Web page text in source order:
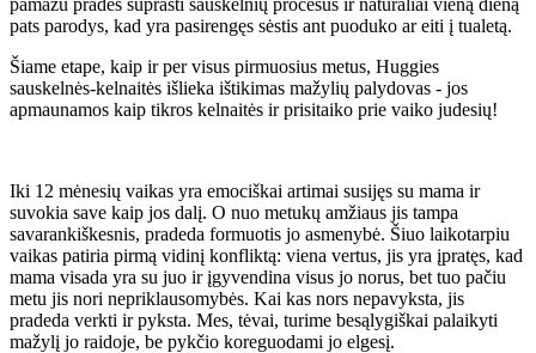
pats parodys, kad yra pasirengęs sėstis ant puoduko ar eiti į tualetą.
Šiame etape, kaip ir per visus pirmuosius metus, Huggies
sauskelnės-kelnaitės išlieka ištikimas mažylių palydovas - jos
apmaunamos kaip tikros kelnaitės ir prisitaiko prie vaiko judesių!
Iki 12 mėnesių vaikas yra emociškai artimai susijęs su mama ir
suvokia save kaip jos dalį. O nuo metukų amžiaus jis tampa
savarankiškesnis, pradeda formuotis jo asmenybė. Šiuo laikotarpiu
vaikas patiria pirmą vidinį konfliktą: viena vertus, jis yra įpratęs, kad
mama visada yra su juo ir įgyvendina visus jo norus, bet tuo pačiu
metu jis nori nepriklausomybės. Kai kas nors nepavyksta, jis
pradeda verkti ir pyksta. Mes, tėvai, turime besąlygiškai palaikyti
mažylį jo raidoje, be pykčio koreguodami jo elgesį.